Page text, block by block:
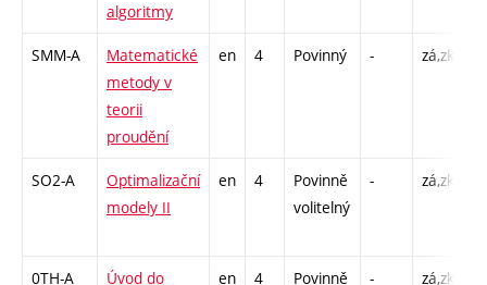
algoritmy
SMM-A
Matematické
metody v
teorii
proudění
en 4 Povinný - zá,zk
SO2-A
Optimalizační
modely II
en 4
Povinně
volitelný
- zá,zk
0TH-A
Úvod do
en 4
Povinně
- zá,zk